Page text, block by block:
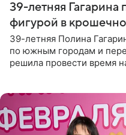
39-летняя Гагарина
фигурой в
39-летняя Полина
по южным городам и
решила провести время